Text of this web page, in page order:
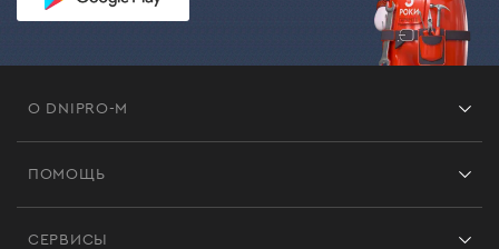
О DNIPRO-M
ПОМОЩЬ
СЕРВИСЫ